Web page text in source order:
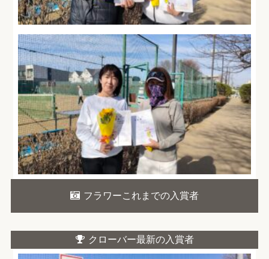
フラワーこれまでの入賞者
クローバー最新の入賞者